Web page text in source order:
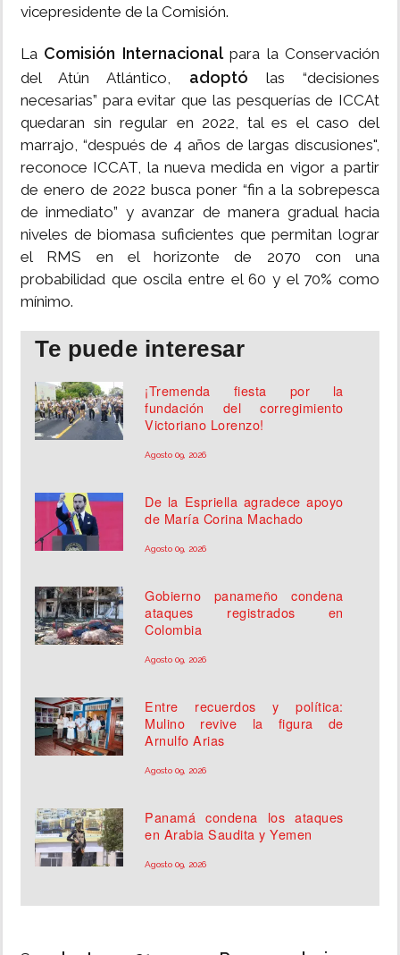
vicepresidente de la Comisión.
La Comisión Internacionalpara la Conservación
del Atún Atlántico, adoptó las “decisiones
necesarias” para evitar que las pesquerías de ICCAt
quedaran sin regular en 2022, tal es el caso del
marrajo, “después de 4 años de largas discusiones",
reconoce ICCAT, la nueva medida en vigor a partir
de enero de 2022 busca poner “fin a la sobrepesca
de inmediato” y avanzar de manera gradual hacia
niveles de biomasa suficientes que permitan lograr
el RMS en el horizonte de 2070 con una
probabilidad que oscila entre el 60 y el 70% como
mínimo.
Te puede interesar
¡Tremenda fiesta por la
fundación del corregimiento
Victoriano Lorenzo!
Agosto 09, 2026
De la Espriella agradece apoyo
de María Corina Machado
Agosto 09, 2026
Gobierno panameño condena
ataques registrados en
Colombia
Agosto 09, 2026
Entre recuerdos y política:
Mulino revive la figura de
Arnulfo Arias
Agosto 09, 2026
Panamá condena los ataques
en Arabia Saudita y Yemen
Agosto 09, 2026